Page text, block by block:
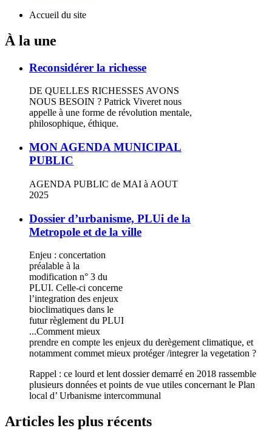
Accueil du site
À la une
Reconsidérer la richesse
DE QUELLES RICHESSES AVONS
NOUS BESOIN ? Patrick Viveret nous
appelle à une forme de révolution mentale,
philosophique, éthique.
MON AGENDA MUNICIPAL
PUBLIC
AGENDA PUBLIC de MAI à AOUT
2025
Dossier d’urbanisme, PLUi de la
Metropole et de la ville
Enjeu : concertation
préalable à la
modification n° 3 du
PLUI. Celle-ci concerne
l’integration des enjeux
bioclimatiques dans le
futur règlement du PLUI
...Comment mieux
prendre en compte les enjeux du derègement climatique, et
notamment commet mieux protéger /integrer la vegetation ?
Rappel : ce lourd et lent dossier demarré en 2018 rassemble
plusieurs données et points de vue utiles concernant le Plan
local d’ Urbanisme intercommunal
Articles les plus récents